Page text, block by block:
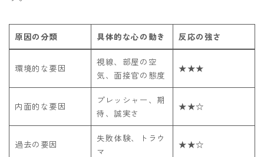
原因の分類 具体的な心の動き 反応の強さ
環境的な要因
視線、部屋の空
気、面接官の態度
★★★
内面的な要因
プレッシャー、期
待、誠実さ
★★☆
過去の要因
失敗体験、トラウ
マ
★★☆